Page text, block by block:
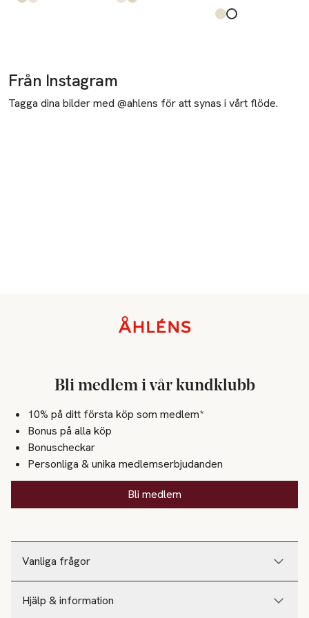
Produkten finns i färgerna:
Brown
Pink,
Produkten finns i färgerna:
Pink,
Brown
Produkten finns i
Cherry
Flowers
Från Instagram
Tagga dina bilder med @ahlens för att synas i vårt flöde.
Vanliga frågor
Hjälp & information
Bli medlem i vår kundklubb
10% på ditt första köp som medlem*
Bonus på alla köp
Bonuscheckar
Personliga & unika medlemserbjudanden
Bli medlem